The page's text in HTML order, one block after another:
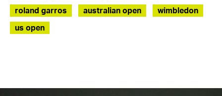
roland garros
australian open
wimbledon
us open